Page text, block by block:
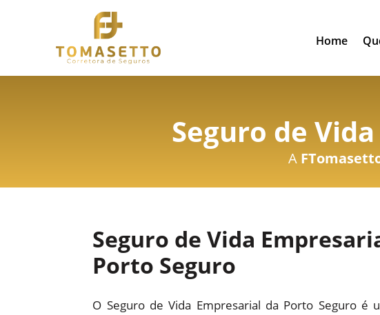
Home
Seguro de
A
Seguro de Vida
Porto Seguro
O Seguro de Vida Empresarial da Porto Seguro é